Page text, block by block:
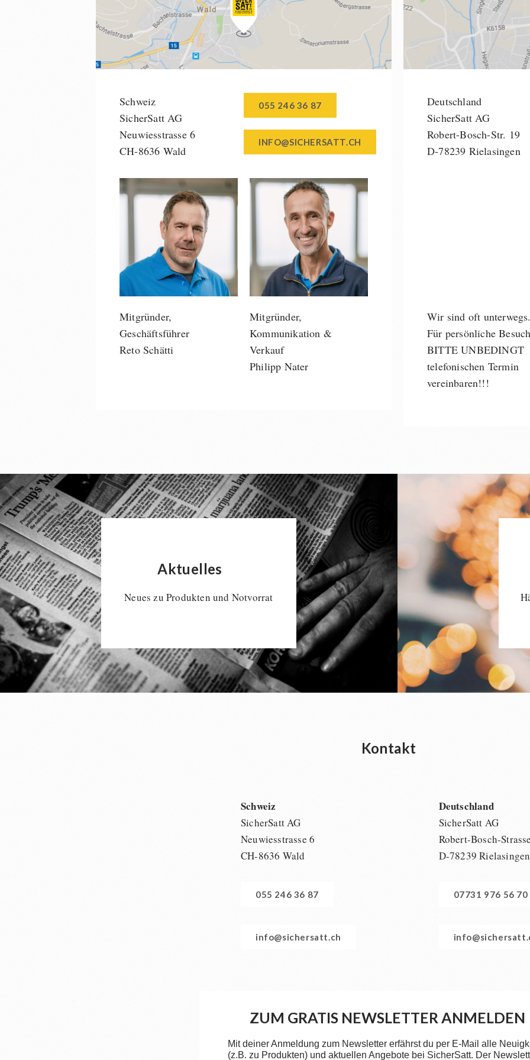
Schweiz
SicherSatt AG
Neuwiesstrasse 6
CH-8636 Wald
055 246 36 87
INFO@SICHERSATT.CH
Mitgründer,
Geschäftsführer
Reto Schätti
Mitgründer,
Kommunikation &
Verkauf
Philipp Nater
Deutschland
SicherSatt AG
Robert-Bosch-Str. 19
D-78239 Rielasingen
Wir sind oft
Für persönliche
BITTE UNBEDINGT
telefonischen Termin
vereinbaren!!!
Aktuelles
Neues zu Produkten und Notvorrat
Kontakt
Schweiz
SicherSatt AG
Neuwiesstrasse 6
CH-8636 Wald
055 246 36 87
info@sichersatt.ch
Deutschland
SicherSatt AG
Robert-Bosch-
D-78239 Rielasingen
07731 976 56 70
ZUM GRATIS NEWSLETTER ANMELDEN
Mit deiner Anmeldung zum Newsletter erfährst du per E-Mail alle
(z.B. zu Produkten) und aktuellen Angebote bei SicherSatt. Der